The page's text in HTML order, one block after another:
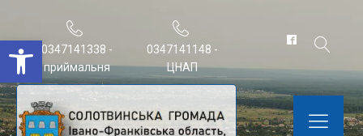
Відкрити Панель інструментів
0347141338 -
приймальня
0347141148 -
ЦНАП